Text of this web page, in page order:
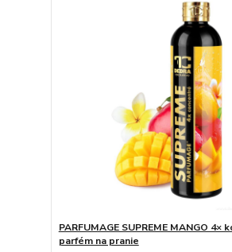
PARFUMAGE SUPREME MANGO 4×
parfém na pranie